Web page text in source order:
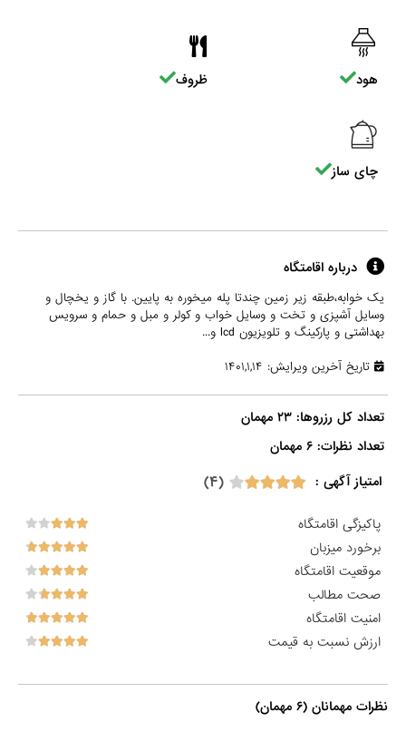
هود ظروف
چای ساز
درباره اقامتگاه
یک خوابه،طبقه زیر زمین چندتا پله میخوره به پایین. با گاز و یخچال و
وسایل آشپزی و تخت و وسایل خواب و کولر و مبل و حمام و سرویس
بهداشتی و پارکینگ و تلویزیون lcd و...
تاریخ آخرین ویرایش: ۱۴۰۱,۱,۱۴
تعداد کل رزروها: ۲۳ مهمان
تعداد نظرات: ۶ مهمان
امتیاز آگهی :
(۴)
پاکیزگی اقامتگاه
برخورد میزبان
موقعیت اقامتگاه
صحت مطالب
امنیت اقامتگاه
ارزش نسبت به قیمت
نظرات مهمانان (۶ مهمان)